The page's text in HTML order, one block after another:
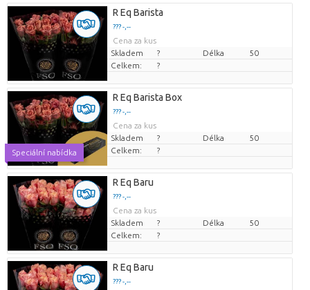
R Eq Barista
??? -,--
Cena za kus
Skladem
? Délka
50
Celkem:
?
Speciální nabídka
R Eq Barista Box
??? -,--
Cena za kus
Skladem
? Délka
50
Celkem:
?
R Eq Baru
??? -,--
Cena za kus
Skladem
? Délka
50
Celkem:
?
R Eq Baru
??? -,--